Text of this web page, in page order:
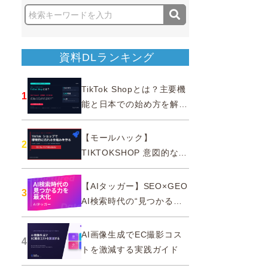
資料DLランキング
1
TikTok Shopとは？主要機
能と日本での始め方を解説
｜公式認定パートナー
2
【モールハック】
TIKTOKSHOP 意図的なバ
ズを生む法則
3
【AIタッガー】SEO×GEO
AI検索時代の“見つかる
力”を最大化
4
AI画像生成でEC撮影コス
トを激減する実践ガイド